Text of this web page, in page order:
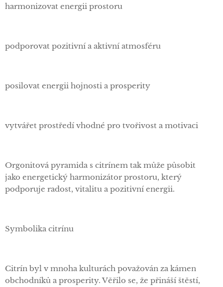
harmonizovat energii prostoru
podporovat pozitivní a aktivní atmosféru
posilovat energii hojnosti a prosperity
vytvářet prostředí vhodné pro tvořivost a motivaci
Orgonitová pyramida s citrínem tak může působit
jako energetický harmonizátor prostoru, který
podporuje radost, vitalitu a pozitivní energii.
Symbolika citrínu
Citrín byl v mnoha kulturách považován za kámen
obchodníků a prosperity. Věřilo se, že přináší štěstí,